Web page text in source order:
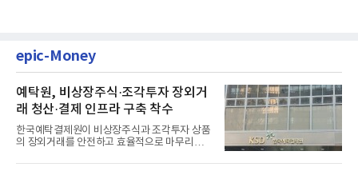
epic-Money
예탁원, 비상장주식·조각투자 장외거
래 청산·결제 인프라 구축 착수
한국예탁결제원이 비상장주식과 조각투자 상품
의 장외거래를 안전하고 효율적으로 마무리하기